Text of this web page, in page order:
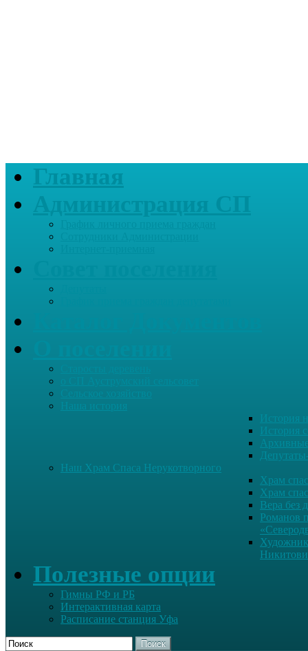
Главная
Наша история
История
История
Наш Храм Спаса Нерукотворного
Храм
Храм
Вера без
Романов
Полезные опции
Гимны РФ и РБ
Интерактивная карта
Расписание станция Уфа
Поиск